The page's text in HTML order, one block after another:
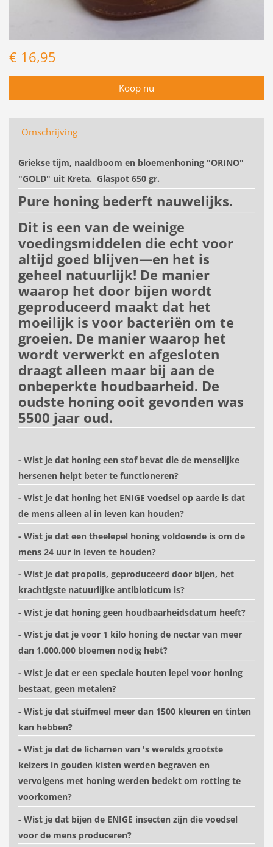
€ 16,95
Omschrijving
Griekse tijm, naaldboom en bloemenhoning "ORINO"
"GOLD" uit Kreta. Glaspot 650 gr.
Pure honing bederft nauwelijks.
Dit is een van de weinige
voedingsmiddelen die echt voor
altijd goed blijven—en het is
geheel natuurlijk! De manier
waarop het door bijen wordt
geproduceerd maakt dat het
moeilijk is voor bacteriën om te
groeien. De manier waarop het
wordt verwerkt en afgesloten
draagt alleen maar bij aan de
onbeperkte houdbaarheid. De
oudste honing ooit gevonden was
5500 jaar oud.
- Wist je dat honing een stof bevat die de menselijke
hersenen helpt beter te functioneren?
- Wist je dat honing het ENIGE voedsel op aarde is dat
de mens alleen al in leven kan houden?
- Wist je dat een theelepel honing voldoende is om de
mens 24 uur in leven te houden?
- Wist je dat propolis, geproduceerd door bijen, het
krachtigste natuurlijke antibioticum is?
- Wist je dat honing geen houdbaarheidsdatum heeft?
- Wist je dat je voor 1 kilo honing de nectar van meer
dan 1.000.000 bloemen nodig hebt?
- Wist je dat er een speciale houten lepel voor honing
bestaat, geen metalen?
- Wist je dat stuifmeel meer dan 1500 kleuren en tinten
kan hebben?
- Wist je dat de lichamen van 's werelds grootste
keizers in gouden kisten werden begraven en
vervolgens met honing werden bedekt om rotting te
voorkomen?
- Wist je dat bijen de ENIGE insecten zijn die voedsel
voor de mens produceren?